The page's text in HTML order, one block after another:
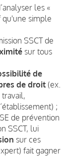
les «
qu'une simple
SSCT de
sur tous
de
de droit (ex.
;
de prévention
SSCT, lui
sur ces
fait gagner